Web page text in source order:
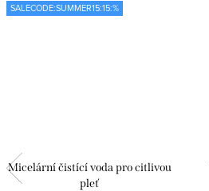
SALECODE:SUMMER15:15:%
Micelární čistící voda pro citlivou
pleť